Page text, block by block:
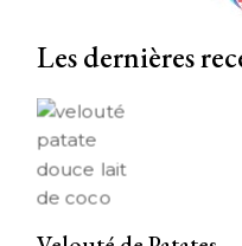
Les dernières